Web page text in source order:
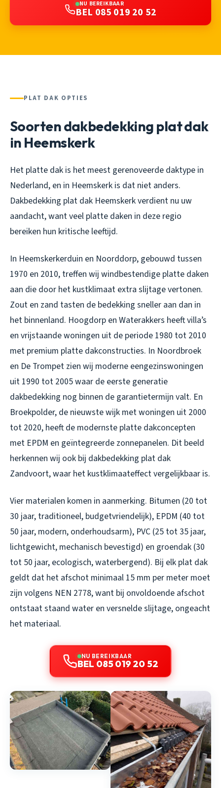
NU BEREIKBAAR
BEL 085 019 20 52
PLAT DAK OPTIES
Soorten dakbedekking plat dak
in Heemskerk
Het platte dak is het meest gerenoveerde daktype in
Nederland, en in Heemskerk is dat niet anders.
Dakbedekking plat dak Heemskerk verdient nu uw
aandacht, want veel platte daken in deze regio
bereiken hun kritische leeftijd.
In Heemskerkerduin en Noorddorp, gebouwd tussen
1970 en 2010, treffen wij windbestendige platte daken
aan die door het kustklimaat extra slijtage vertonen.
Zout en zand tasten de bedekking sneller aan dan in
het binnenland. Hoogdorp en Waterakkers heeft villa’s
en vrijstaande woningen uit de periode 1980 tot 2010
met premium platte dakconstructies. In Noordbroek
en De Trompet zien wij moderne eengezinswoningen
uit 1990 tot 2005 waar de eerste generatie
dakbedekking nog binnen de garantietermijn valt. En
Broekpolder, de nieuwste wijk met woningen uit 2000
tot 2020, heeft de modernste platte dakconcepten
met EPDM en geïntegreerde zonnepanelen. Dit beeld
herkennen wij ook bij dakbedekking plat dak
Zandvoort, waar het kustklimaateffect vergelijkbaar is.
Vier materialen komen in aanmerking. Bitumen (20 tot
30 jaar, traditioneel, budgetvriendelijk), EPDM (40 tot
50 jaar, modern, onderhoudsarm), PVC (25 tot 35 jaar,
lichtgewicht, mechanisch bevestigd) en groendak (30
tot 50 jaar, ecologisch, waterbergend). Bij elk plat dak
geldt dat het afschot minimaal 15 mm per meter moet
zijn volgens NEN 2778, want bij onvoldoende afschot
ontstaat staand water en versnelde slijtage, ongeacht
het materiaal.
NU BEREIKBAAR
BEL 085 019 20 52